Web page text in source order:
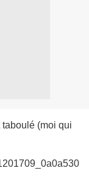
(moi qui